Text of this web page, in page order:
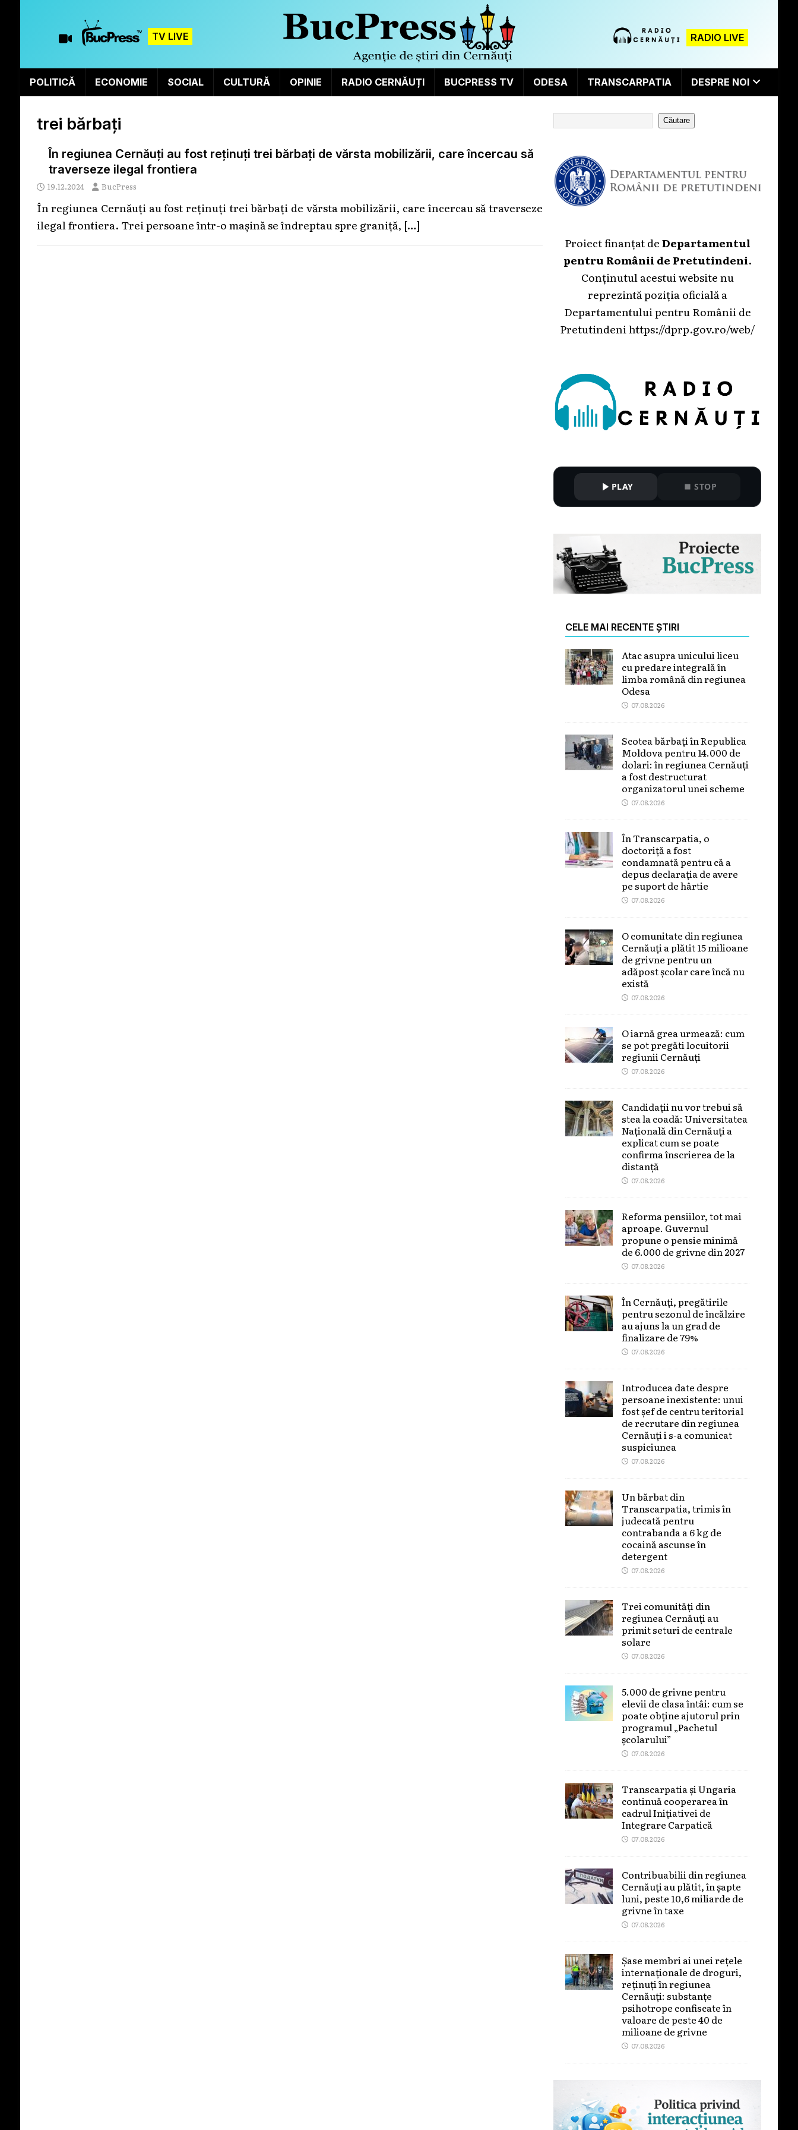
TV LIVE RADIO LIVE
POLITICĂ ECONOMIE SOCIAL CULTURĂ OPINIE RADIO CERNĂUȚI BUCPRESS TV ODESA TRANSCARPATIA DESPRE NOI
trei bărbați
În regiunea Cernăuți au fost reținuți trei bărbați de vărsta mobilizării, care încercau să
traverseze ilegal frontiera
19.12.2024 BucPress
În regiunea Cernăuți au fost reținuți trei bărbați de vărsta mobilizării, care încercau să traverseze
ilegal frontiera. Trei persoane într-o mașină se îndreptau spre graniță, […]
Căutare
Proiect finanțat deDepartamentul
pentru Românii de Pretutindeni.
Conținutul acestui website nu
reprezintă poziția oficială a
Departamentului pentru Românii de
Pretutindenihttps://dprp.gov.ro/web/
PLAY STOP
CELE MAI RECENTE ȘTIRI
Atac asupra unicului liceu
cu predare integrală în
limba română din regiunea
Odesa
07.08.2026
Scotea bărbați în Republica
Moldova pentru 14.000 de
dolari: în regiunea Cernăuți
a fost destructurat
organizatorul unei scheme
07.08.2026
În Transcarpatia, o
doctoriță a fost
condamnată pentru că a
depus declarația de avere
pe suport de hârtie
07.08.2026
O comunitate din regiunea
Cernăuți a plătit 15 milioane
de grivne pentru un
adăpost școlar care încă nu
există
07.08.2026
O iarnă grea urmează: cum
se pot pregăti locuitorii
regiunii Cernăuți
07.08.2026
Candidații nu vor trebui să
stea la coadă: Universitatea
Națională din Cernăuți a
explicat cum se poate
confirma înscrierea de la
distanță
07.08.2026
Reforma pensiilor, tot mai
aproape. Guvernul
propune o pensie minimă
de 6.000 de grivne din 2027
07.08.2026
În Cernăuți, pregătirile
pentru sezonul de încălzire
au ajuns la un grad de
finalizare de 79%
07.08.2026
Introducea date despre
persoane inexistente: unui
fost șef de centru teritorial
de recrutare din regiunea
Cernăuți i s-a comunicat
suspiciunea
07.08.2026
Un bărbat din
Transcarpatia, trimis în
judecată pentru
contrabanda a 6 kg de
cocaină ascunse în
detergent
07.08.2026
Trei comunități din
regiunea Cernăuți au
primit seturi de centrale
solare
07.08.2026
5.000 de grivne pentru
elevii de clasa întâi: cum se
poate obține ajutorul prin
programul „Pachetul
școlarului”
07.08.2026
Transcarpatia și Ungaria
continuă cooperarea în
cadrul Inițiativei de
Integrare Carpatică
07.08.2026
Contribuabilii din regiunea
Cernăuți au plătit, în șapte
luni, peste 10,6 miliarde de
grivne în taxe
07.08.2026
Șase membri ai unei rețele
internaționale de droguri,
reținuți în regiunea
Cernăuți: substanțe
psihotrope confiscate în
valoare de peste 40 de
milioane de grivne
07.08.2026